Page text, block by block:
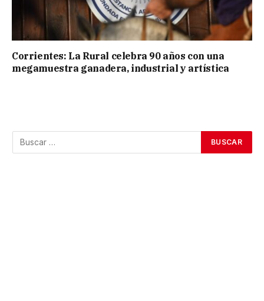
Corrientes: La Rural celebra 90 años con una
megamuestra ganadera, industrial y artística